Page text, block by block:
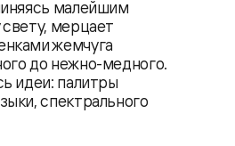
малейшим
мерцает
жемчуга
до нежно-медного.
идеи: палитры
спектрального